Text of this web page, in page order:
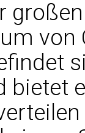
von